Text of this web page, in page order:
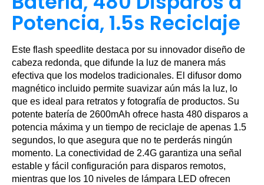
Potencia, 1.5s Reciclaje
Este flash speedlite destaca por su innovador diseño de
cabeza redonda, que difunde la luz de manera más
efectiva que los modelos tradicionales. El difusor domo
magnético incluido permite suavizar aún más la luz, lo
que es ideal para retratos y fotografía de productos. Su
potente batería de 2600mAh ofrece hasta 480 disparos a
potencia máxima y un tiempo de reciclaje de apenas 1.5
segundos, lo que asegura que no te perderás ningún
momento. La conectividad de 2.4G garantiza una señal
estable y fácil configuración para disparos remotos,
mientras que los 10 niveles de lámpara LED ofrecen